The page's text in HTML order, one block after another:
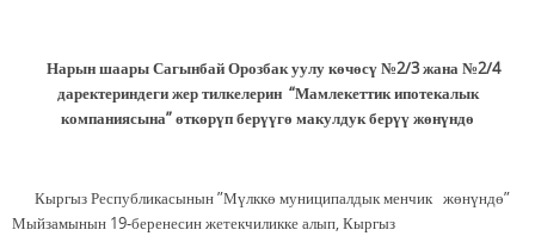
Нарын шаары Сагынбай Орозбак уулу көчөсү №2/3 жана №2/4
даректериндеги жер тилкелерин “Мамлекеттик ипотекалык
компаниясына” өткөрүп берүүгө макулдук берүү жөнүндө
Кыргыз Республикасынын ”Мүлккө муниципалдык менчик жөнүндө”
Мыйзамынын 19-беренесин жетекчиликке алып, Кыргыз